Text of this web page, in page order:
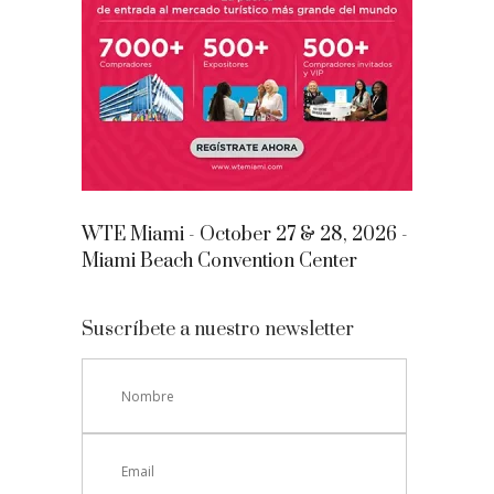
WTE Miami - October 27 & 28, 2026 -
Miami Beach Convention Center
Suscríbete a nuestro newsletter